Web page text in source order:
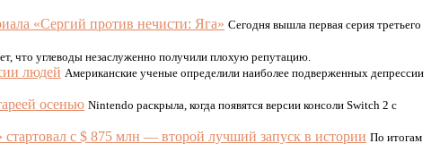
«Сергий против нечисти: Яга» Сегодня вышла первая серия третьего
что углеводы незаслуженно получили плохую репутацию.
людей Американские ученые определили наиболее подверженных депрессии
осенью Nintendo раскрыла, когда появятся версии консоли Switch 2 с
с $ 875 млн — второй лучший запуск в истории По итогам